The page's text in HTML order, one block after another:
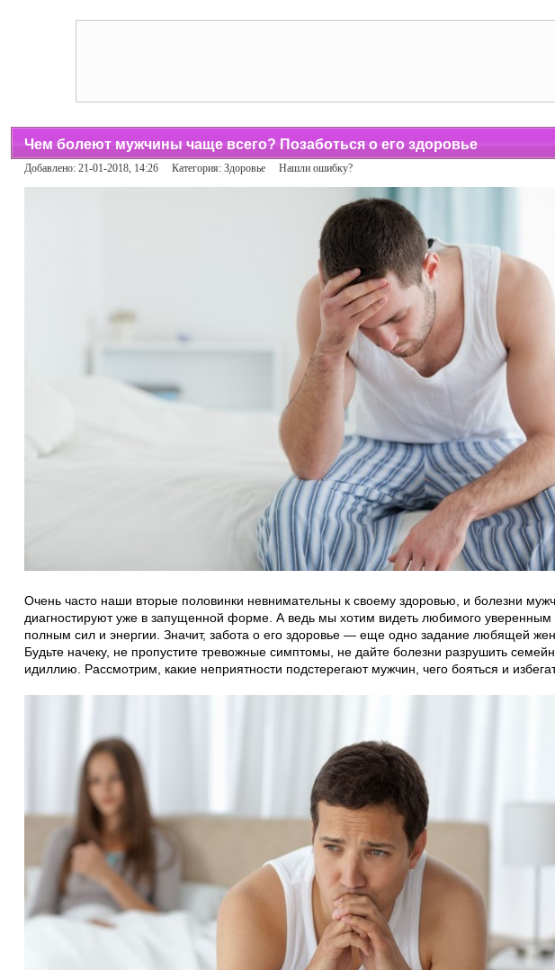
Чем болеют мужчины чаще всего? Позаботься о его здоровье
Добавлено: 21-01-2018, 14:26 Категория: Здоровье Нашли ошибку?
Очень часто наши вторые половинки невнимательны к своему здоровью, и болезни
диагностируют уже в запущенной форме. А ведь мы хотим видеть любимого уверенным
полным сил и энергии. Значит, забота о его здоровье — еще одно задание любящей
Будьте начеку, не пропустите тревожные симптомы, не дайте болезни разрушить
идиллию. Рассмотрим, какие неприятности подстерегают мужчин, чего бояться и